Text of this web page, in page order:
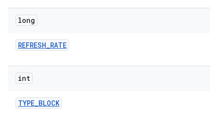
long
REFRESH_RATE
int
TYPE_BLOCK